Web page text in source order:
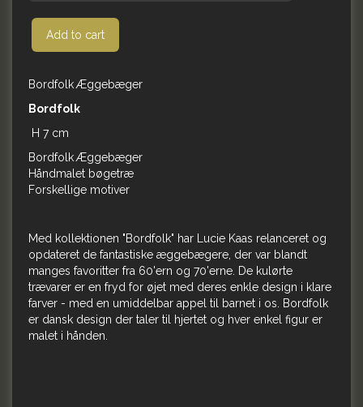
Add to cart
Bordfolk Æggebæger
Bordfolk
H 7 cm
Bordfolk Æggebæger
Håndmalet bøgetræ
Forskellige motiver
Med kollektionen "Bordfolk" har Lucie Kaas relanceret og
opdateret de fantastiske æggebægere, der var blandt
manges favoritter fra 60'ern og 70'erne. De kulørte
trævarer er en fryd for øjet med deres enkle design i klare
farver - med en umiddelbar appel til barnet i os. Bordfolk
er dansk design der taler til hjertet og hver enkel figur er
malet i hånden.